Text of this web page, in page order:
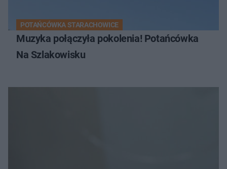
POTAŃCÓWKA STARACHOWICE
Muzyka połączyła pokolenia! Potańcówka
Na Szlakowisku